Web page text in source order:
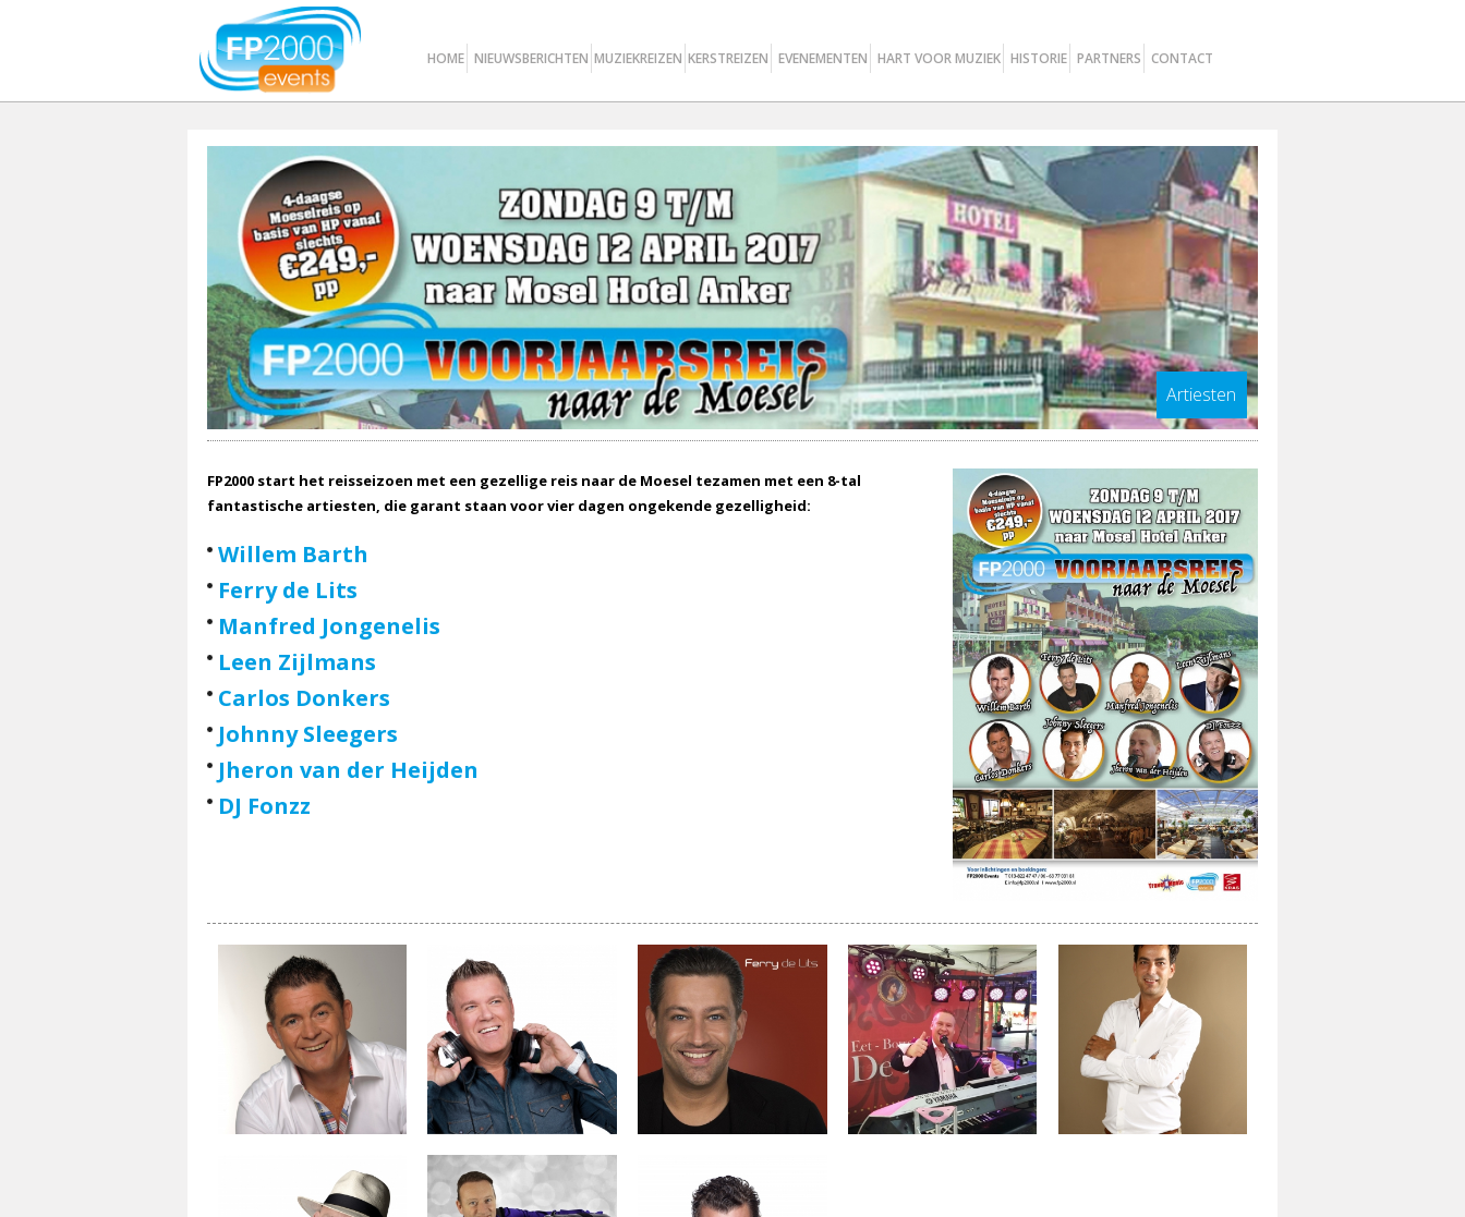
HOME NIEUWSBERICHTEN MUZIEKREIZEN KERSTREIZEN EVENEMENTEN HART VOOR MUZIEK HISTORIE PARTNERS CONTACT
Artiesten
FP2000 start het reisseizoen met een gezellige reis naar de Moesel tezamen met een 8-tal
fantastische artiesten, die garant staan voor vier dagen ongekende gezelligheid:
Willem Barth
Ferry de Lits
Manfred Jongenelis
Leen Zijlmans
Carlos Donkers
Johnny Sleegers
Jheron van der Heijden
DJ Fonzz